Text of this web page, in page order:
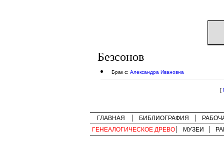
Безсонов
Брак с: Александра Ивановна
[
ГЛАВНАЯ БИБЛИОГРАФИЯ
ГЕНЕАЛОГИЧЕСКОЕ ДРЕВО
МУЗЕИ